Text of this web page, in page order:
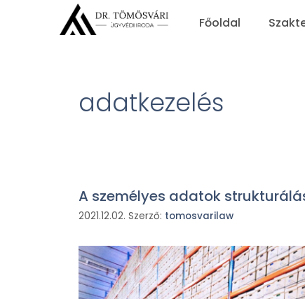
Főoldal
adatkezelés
A személyes adatok
2021.12.02. Szerző: tomosvarilaw